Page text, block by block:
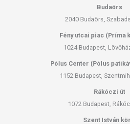
Budaörs
2040 Budaörs,
Fény utcai piac (Príma
1024 Budapest,
Pólus Center (Pólus
1152 Budapest,
Rákóczi út
1072 Budapest,
Szent István